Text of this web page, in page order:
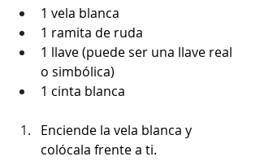
1 vela blanca
1 ramita de ruda
1 llave (puede ser una llave real
o simbólica)
1 cinta blanca
Enciende la vela blanca y
colócala frente a ti.